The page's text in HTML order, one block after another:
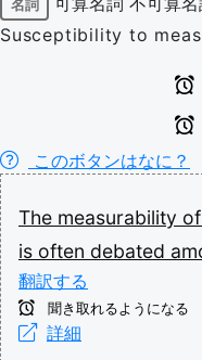
名詞
Susceptibility to
このボタンはなに？
The measurability of
is often debated
翻訳する
聞き取れるようになる
詳細